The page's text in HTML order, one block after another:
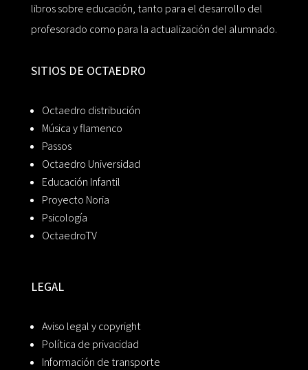
libros sobre educación, tanto para el desarrollo del
profesorado como para la actualización del alumnado.
SITIOS DE OCTAEDRO
Octaedro distribución
Música y flamenco
Passos
Octaedro Universidad
Educación Infantil
Proyecto Noria
Psicología
OctaedroTV
LEGAL
Aviso legal y copyright
Política de privacidad
Información de transporte